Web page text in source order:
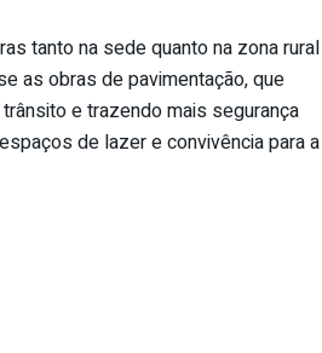
tanto na sede quanto na zona rural
as obras de pavimentação, que
e trazendo mais segurança
de lazer e convivência para a